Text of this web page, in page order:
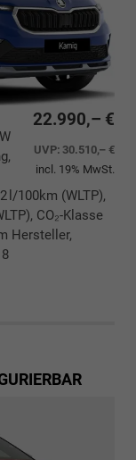
22.990,– €
UVP: 30.510,– €
incl. 19% MwSt.
l/100km (WLTP),
CO₂-Klasse
Hersteller,